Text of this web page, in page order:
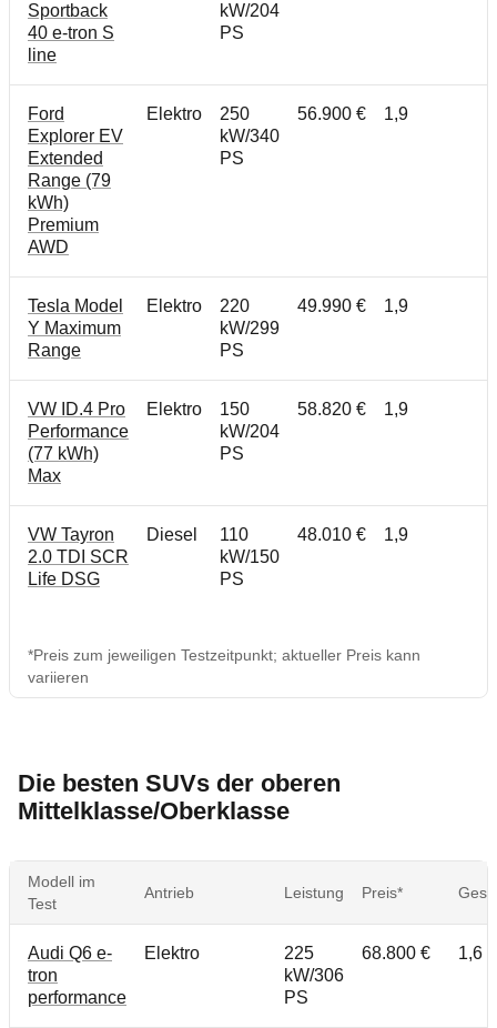
Sportback
40 e-tron S
line
kW/204
PS
Ford
Explorer EV
Extended
Range (79
kWh)
Premium
AWD
Elektro
250
kW/340
PS
56.900 € 1,9
Tesla Model
Y Maximum
Range
Elektro
220
kW/299
PS
49.990 € 1,9
VW ID.4 Pro
Performance
(77 kWh)
Max
Elektro
150
kW/204
PS
58.820 € 1,9
VW Tayron
2.0 TDI SCR
Life DSG
Diesel
110
kW/150
PS
48.010 € 1,9
*Preis zum jeweiligen Testzeitpunkt; aktueller Preis kann
variieren
Die besten SUVs der oberen
Mittelklasse/Oberklasse
Modell im
Test
Antrieb Leistung Preis*
Audi Q6 e-
tron
performance
Elektro
225
kW/306
PS
68.800 € 1,6